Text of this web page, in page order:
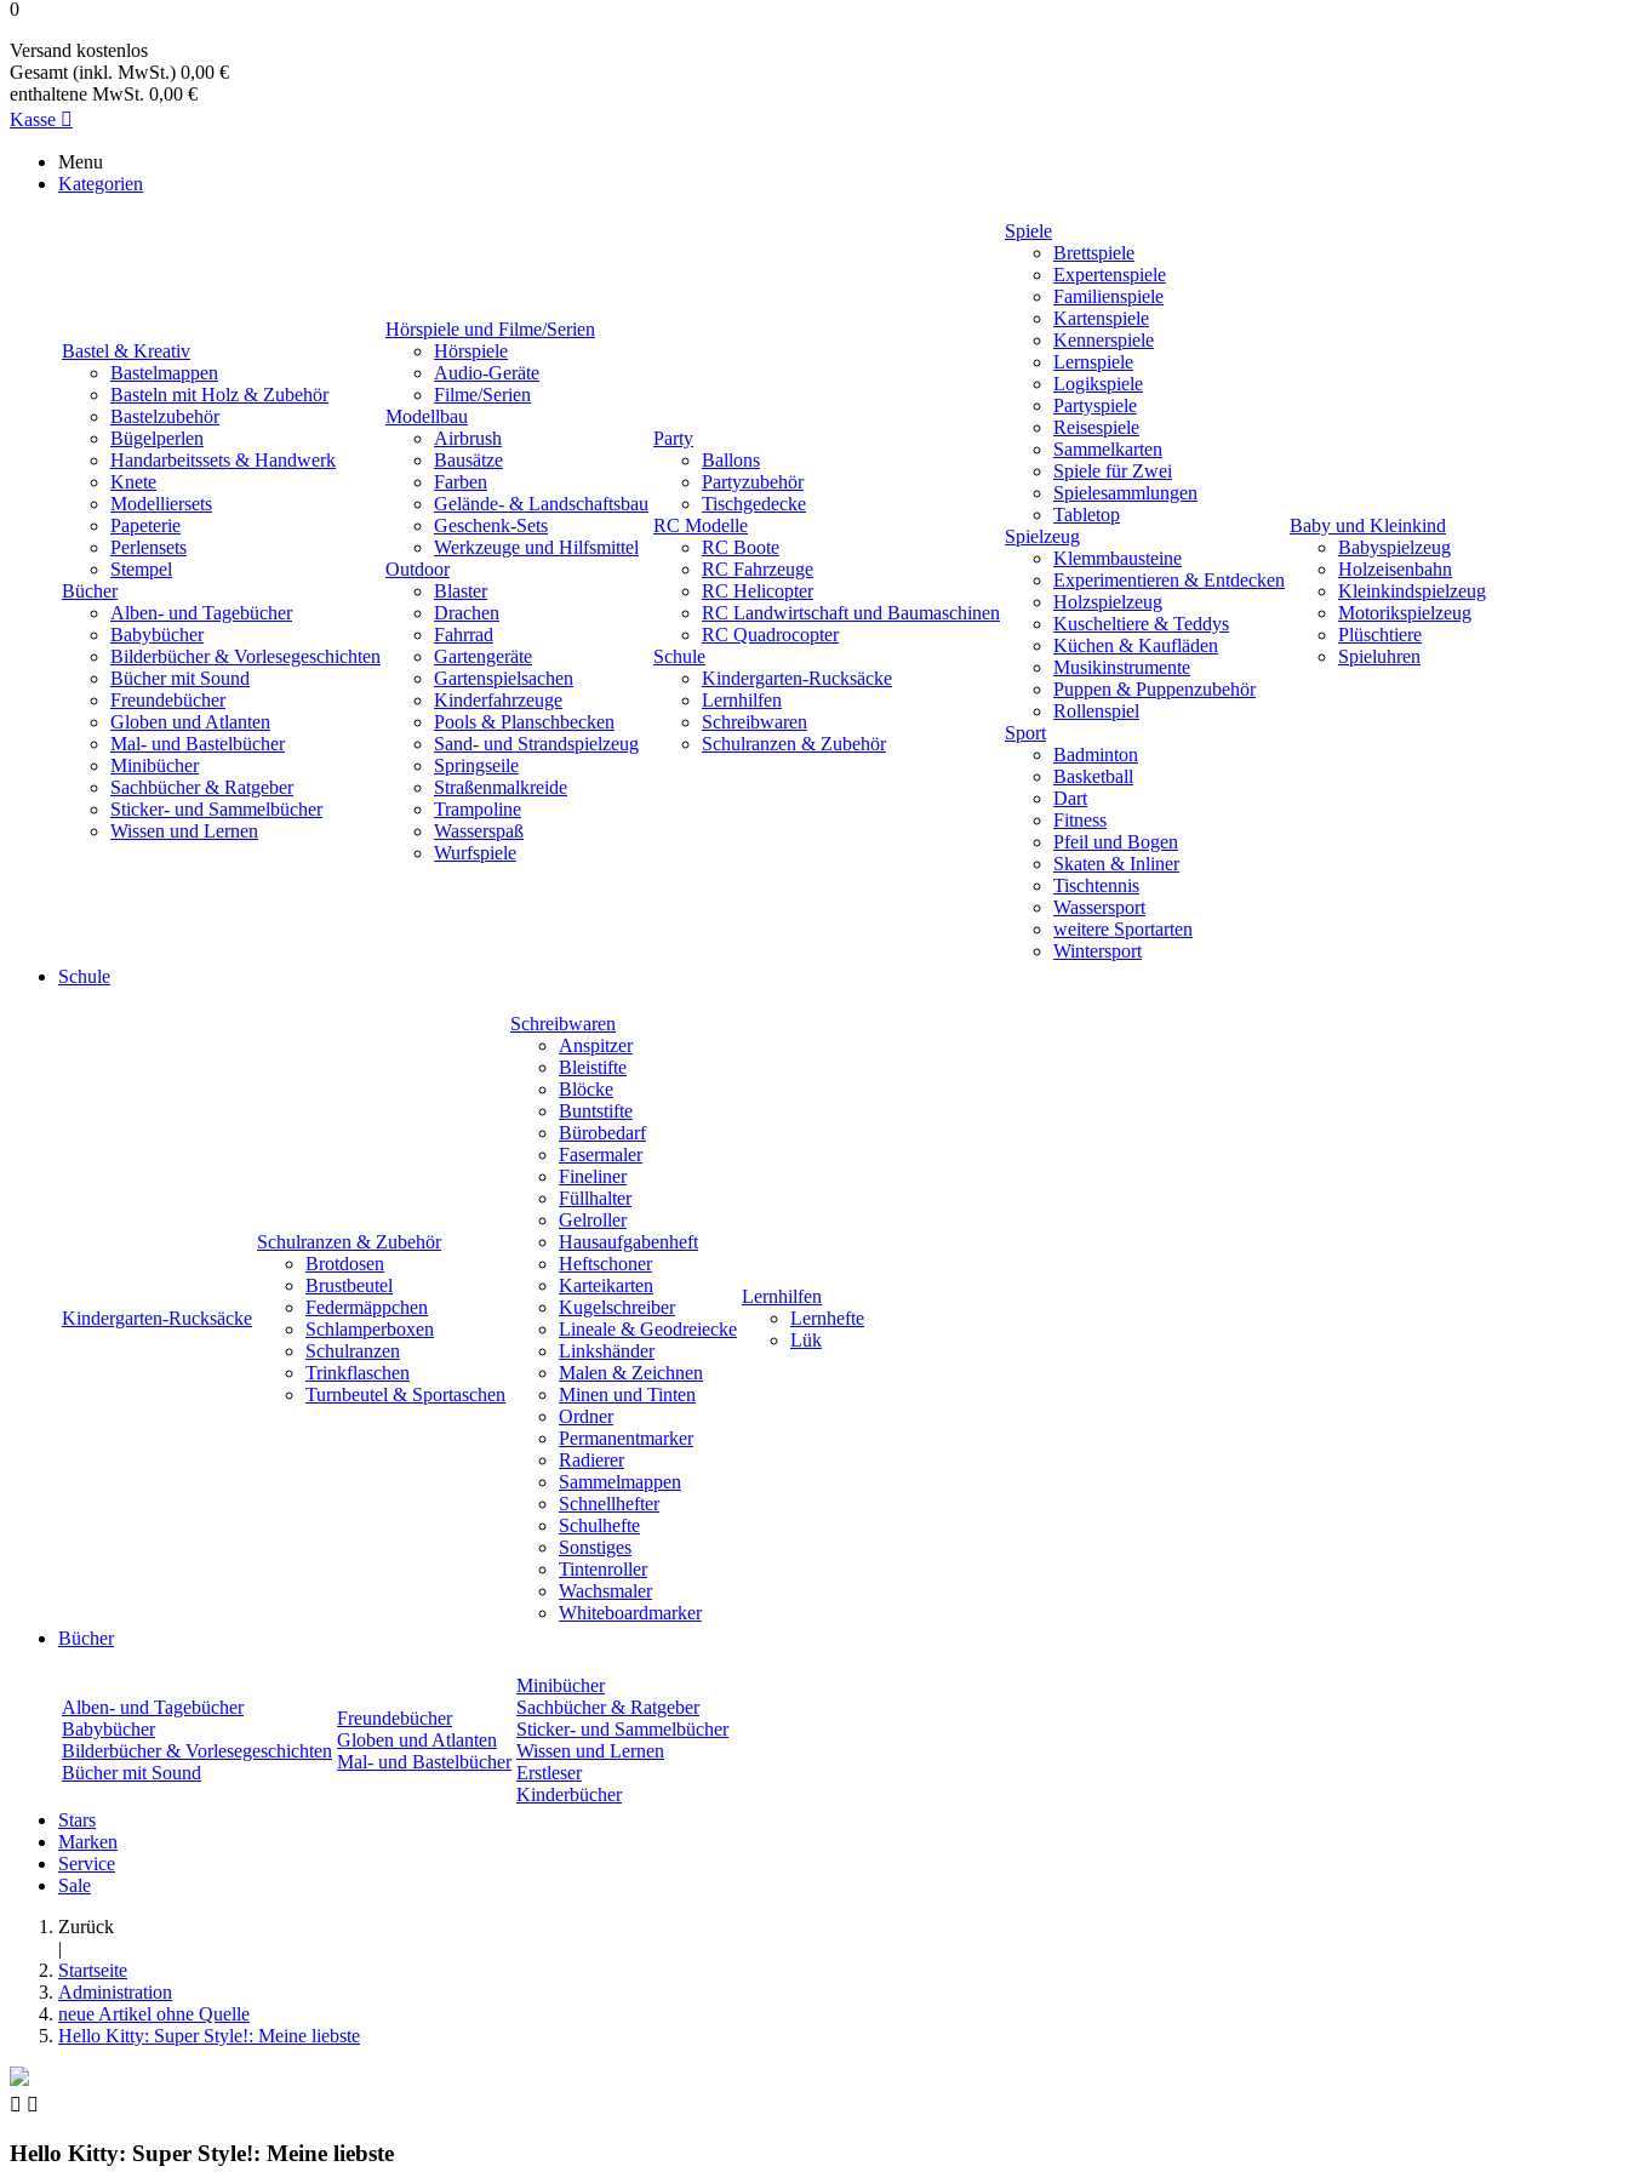
0
Versand kostenlos
Gesamt (inkl. MwSt.) 0,00 €
enthaltene MwSt. 0,00 €
Kasse 
Menu
Kategorien
Bastel & Kreativ
Bastelmappen
Basteln mit Holz & Zubehör
Bastelzubehör
Bügelperlen
Handarbeitssets & Handwerk
Knete
Modelliersets
Papeterie
Perlensets
Stempel
Bücher
Alben- und Tagebücher
Babybücher
Bilderbücher & Vorlesegeschichten
Bücher mit Sound
Freundebücher
Globen und Atlanten
Mal- und Bastelbücher
Minibücher
Sachbücher & Ratgeber
Sticker- und Sammelbücher
Wissen und Lernen
Hörspiele und Filme/Serien
Hörspiele
Audio-Geräte
Filme/Serien
Modellbau
Airbrush
Bausätze
Farben
Gelände- & Landschaftsbau
Geschenk-Sets
Werkzeuge und Hilfsmittel
Outdoor
Blaster
Drachen
Fahrrad
Gartengeräte
Gartenspielsachen
Kinderfahrzeuge
Pools & Planschbecken
Sand- und Strandspielzeug
Springseile
Straßenmalkreide
Trampoline
Wasserspaß
Wurfspiele
Party
Ballons
Partyzubehör
Tischgedecke
RC Modelle
RC Boote
RC Fahrzeuge
RC Helicopter
RC Landwirtschaft und Baumaschinen
RC Quadrocopter
Schule
Kindergarten-Rucksäcke
Lernhilfen
Schreibwaren
Schulranzen & Zubehör
Spiele
Brettspiele
Expertenspiele
Familienspiele
Kartenspiele
Kennerspiele
Lernspiele
Logikspiele
Partyspiele
Reisespiele
Sammelkarten
Spiele für Zwei
Spielesammlungen
Tabletop
Spielzeug
Klemmbausteine
Experimentieren & Entdecken
Holzspielzeug
Kuscheltiere & Teddys
Küchen & Kaufläden
Musikinstrumente
Puppen & Puppenzubehör
Rollenspiel
Sport
Badminton
Basketball
Dart
Fitness
Pfeil und Bogen
Skaten & Inliner
Tischtennis
Wassersport
weitere Sportarten
Wintersport
Baby und Kleinkind
Babyspielzeug
Holzeisenbahn
Kleinkindspielzeug
Motorikspielzeug
Plüschtiere
Spieluhren
Schule
Kindergarten-Rucksäcke
Schulranzen & Zubehör
Brotdosen
Brustbeutel
Federmäppchen
Schlamperboxen
Schulranzen
Trinkflaschen
Turnbeutel & Sportaschen
Schreibwaren
Anspitzer
Bleistifte
Blöcke
Buntstifte
Bürobedarf
Fasermaler
Fineliner
Füllhalter
Gelroller
Hausaufgabenheft
Heftschoner
Karteikarten
Kugelschreiber
Lineale & Geodreiecke
Linkshänder
Malen & Zeichnen
Minen und Tinten
Ordner
Permanentmarker
Radierer
Sammelmappen
Schnellhefter
Schulhefte
Sonstiges
Tintenroller
Wachsmaler
Whiteboardmarker
Lernhilfen
Lernhefte
Lük
Bücher
Alben- und Tagebücher
Babybücher
Bilderbücher & Vorlesegeschichten
Bücher mit Sound
Freundebücher
Globen und Atlanten
Mal- und Bastelbücher
Minibücher
Sachbücher & Ratgeber
Sticker- und Sammelbücher
Wissen und Lernen
Erstleser
Kinderbücher
Stars
Marken
Service
Sale
Zurück
|
Startseite
Administration
neue Artikel ohne Quelle
Hello Kitty: Super Style!: Meine liebste
 
Hello Kitty: Super Style!: Meine liebste